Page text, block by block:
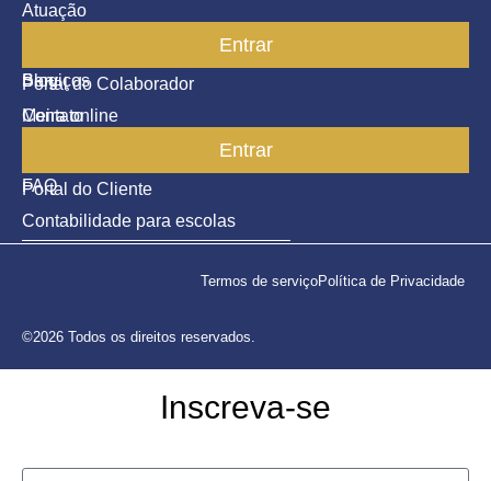
Atuação
Blog
Contato
Portal do Colaborador
Entrar
Serviços
Meira online
FAQ
Contabilidade para escolas
Portal do Cliente
Entrar
©2026 Todos os direitos reservados.
Termos de serviçoPolítica de Privacidade
Inscreva-se